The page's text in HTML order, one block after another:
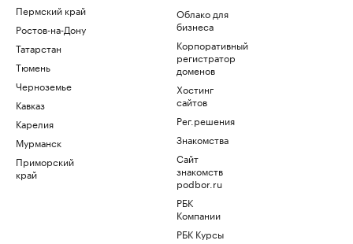
Пермский край
Ростов-на-Дону
Татарстан
Тюмень
Черноземье
Кавказ
Карелия
Мурманск
Приморский
край
Облако для
бизнеса
Корпоративный
регистратор
доменов
Хостинг
сайтов
Рег.решения
Знакомства
Сайт
знакомств
podbor.ru
РБК
Компании
РБК Курсы